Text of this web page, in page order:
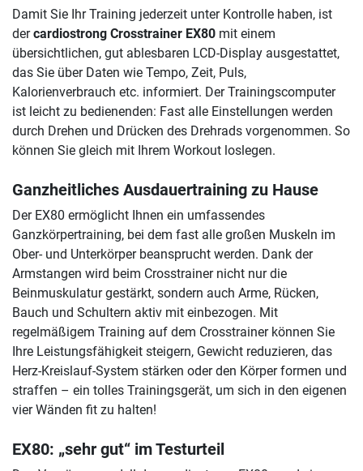
Damit Sie Ihr Training jederzeit unter Kontrolle haben, ist
dercardiostrong Crosstrainer EX80 mit einem
übersichtlichen, gut ablesbaren LCD-Display ausgestattet,
das Sie über Daten wie Tempo, Zeit, Puls,
Kalorienverbrauch etc. informiert. Der Trainingscomputer
ist leicht zu bedienenden: Fast alle Einstellungen werden
durch Drehen und Drücken des Drehrads vorgenommen. So
können Sie gleich mit Ihrem Workout loslegen.
Ganzheitliches Ausdauertraining zu Hause
Der EX80 ermöglicht Ihnen ein umfassendes
Ganzkörpertraining, bei dem fast alle großen Muskeln im
Ober- und Unterkörper beansprucht werden. Dank der
Armstangen wird beim Crosstrainer nicht nur die
Beinmuskulatur gestärkt, sondern auch Arme, Rücken,
Bauch und Schultern aktiv mit einbezogen. Mit
regelmäßigem Training auf dem Crosstrainer können Sie
Ihre Leistungsfähigkeit steigern, Gewicht reduzieren, das
Herz-Kreislauf-System stärken oder den Körper formen und
straffen – ein tolles Trainingsgerät, um sich in den eigenen
vier Wänden fit zu halten!
EX80: „sehr gut“ im Testurteil